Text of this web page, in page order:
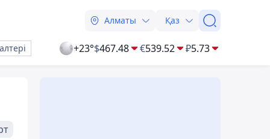
Алматы Қаз
+23°$467.48 €539.52 ₽5.73